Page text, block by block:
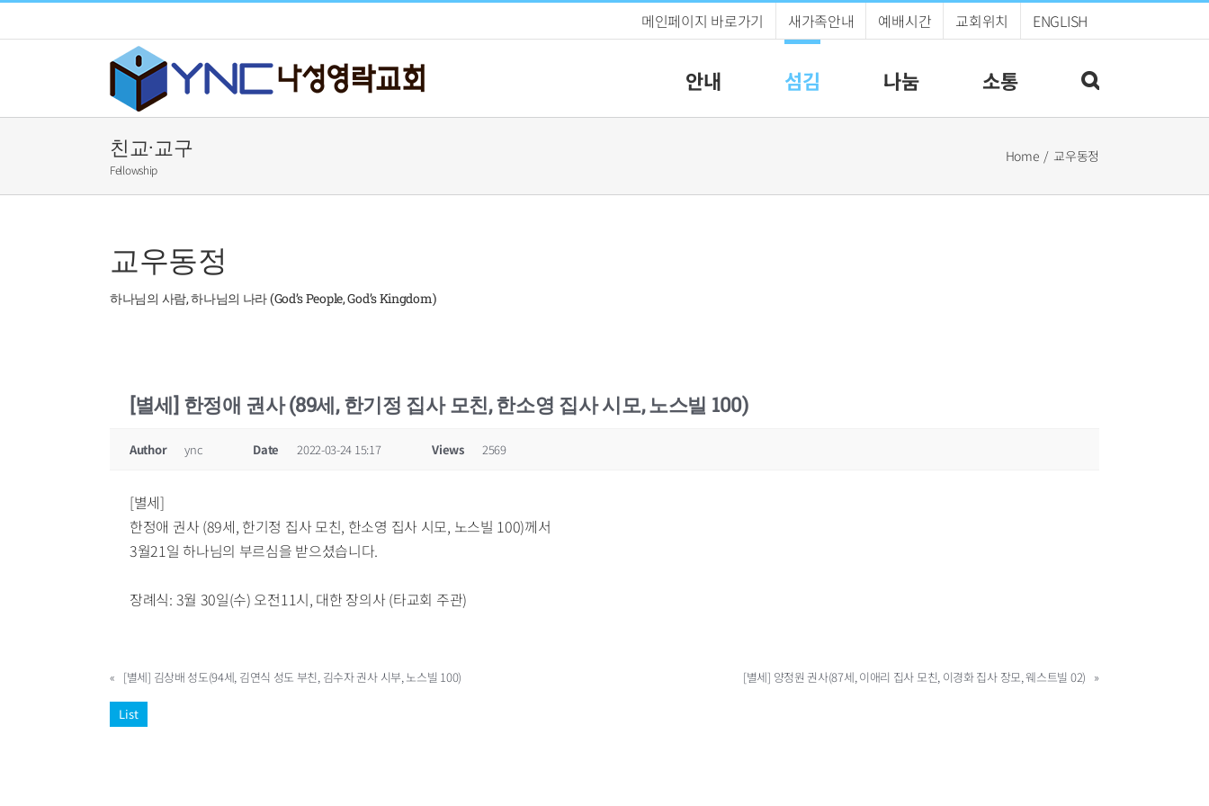
to
메인페이지 바로가기 새가족안내 예배시간 교회위치 ENGLISH
안내 섬김 나눔 소통
친교·교구
Fellowship
Home 교우동정
교우동정
하나님의 사람, 하나님의 나라 (God’s People, God’s Kingdom)
[별세] 한정애 권사 (89세, 한기정 집사 모친, 한소영 집사 시모, 노스빌 100)
Author ync Date 2022-03-24 15:17 Views 2569
[별세]
한정애 권사 (89세, 한기정 집사 모친, 한소영 집사 시모, 노스빌 100)께서
3월21일 하나님의 부르심을 받으셨습니다.
장례식: 3월 30일(수) 오전11시, 대한 장의사 (타교회 주관)
« [별세] 김상배 성도(94세, 김연식 성도 부친, 김수자 권사 시부, 노스빌 100) [별세] 양정원 권사(87세, 이애리 집사 모친, 이경화 집사 장모, 웨스트빌 02) »
List